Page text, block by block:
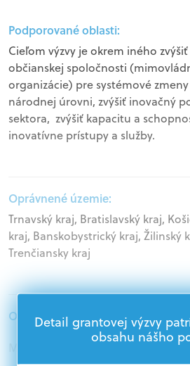
Podporované oblasti:
Cieľom výzvy je okrem iného
občianskej spoločnosti
organizácie) pre systémové
národnej úrovni, zvýšiť inovačný
sektora, zvýšiť kapacitu a
inovatívne prístupy a služby.
Oprávnené územie:
Trnavský kraj, Bratislavský kraj,
kraj, Banskobystrický kraj, Žilinský
Trenčiansky kraj
Oprávnení žiadatelia:
Detail grantovej výzvy
obsahu nášho